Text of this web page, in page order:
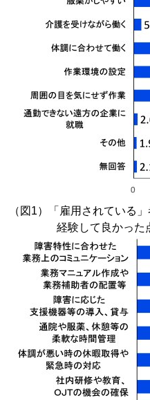
（図1）「雇用されている
経験して良かった